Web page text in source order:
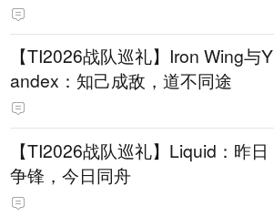
【TI2026战队巡礼】Iron Wing与Y
andex：知己成敌，道不同途
【TI2026战队巡礼】Liquid：昨日
争锋，今日同舟